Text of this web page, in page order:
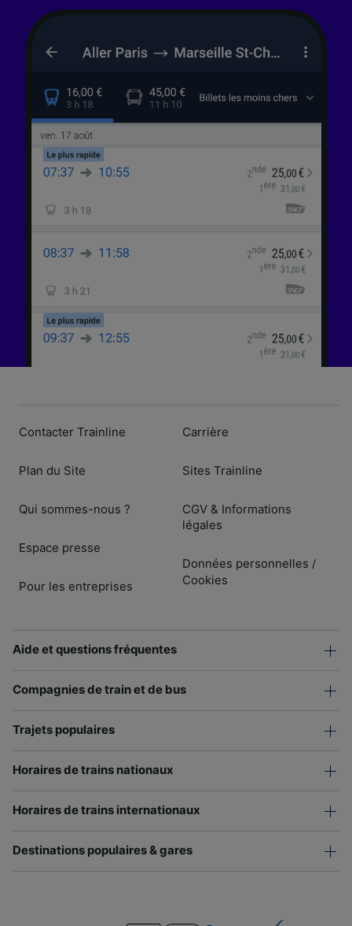
Contacter Trainline
Plan du Site
Qui sommes-nous ?
Espace presse
Pour les entreprises
Carrière
Sites Trainline
CGV & Informations
légales
Données personnelles /
Cookies
Aide et questions fréquentes
Compagnies de train et de bus
Trajets populaires
Horaires de trains nationaux
Horaires de trains internationaux
Destinations populaires & gares
l’identification. Stocker et/ou accéder à des
contenu personnalisés, mesure de
services.
Liste de nos partenaires (fournisseurs)